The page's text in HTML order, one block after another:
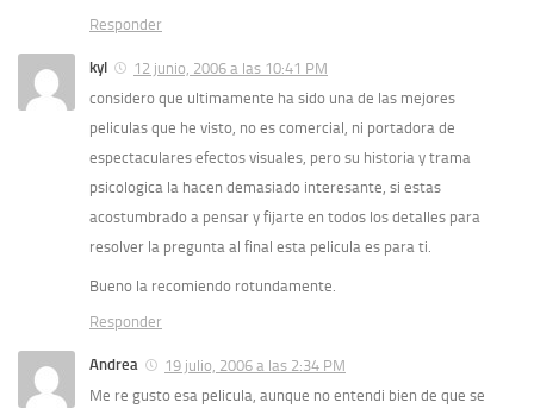
Responder
kyl
12 junio, 2006 a las 10:41 PM
considero que ultimamente ha sido una de las mejores
peliculas que he visto, no es comercial, ni portadora de
espectaculares efectos visuales, pero su historia y trama
psicologica la hacen demasiado interesante, si estas
acostumbrado a pensar y fijarte en todos los detalles para
resolver la pregunta al final esta pelicula es para ti.
Bueno la recomiendo rotundamente.
Responder
Andrea
19 julio, 2006 a las 2:34 PM
Me re gusto esa pelicula, aunque no entendi bien de que se